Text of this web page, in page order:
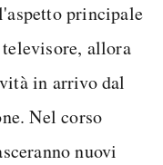
principale
allora
in arrivo dal
Nel corso
nuovi